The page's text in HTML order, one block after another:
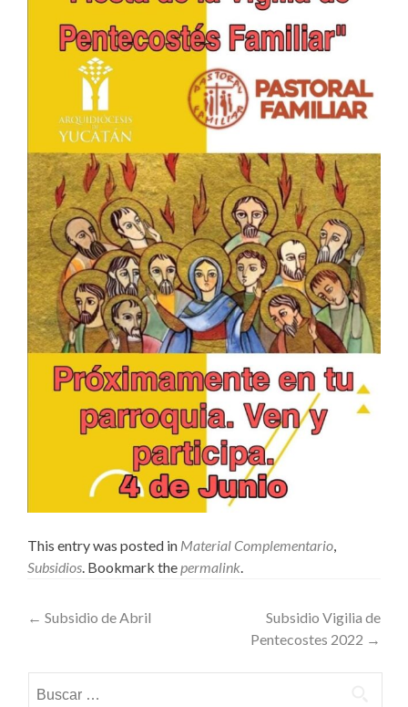
This entry was posted in Material Complementario,
Subsidios. Bookmark thepermalink.
Post navigation
← Subsidio de Abril
Subsidio Vigilia de
Pentecostes 2022 →